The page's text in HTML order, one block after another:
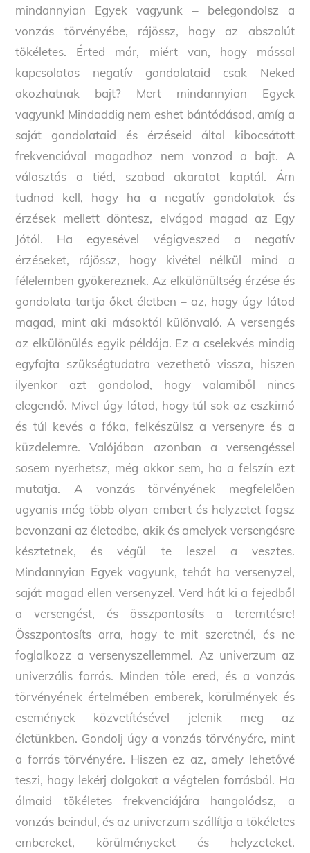
mindannyian Egyek vagyunk – belegondolsz a
vonzás törvényébe, rájössz, hogy az abszolút
tökéletes. Érted már, miért van, hogy mással
kapcsolatos negatív gondolataid csak Neked
okozhatnak bajt? Mert mindannyian Egyek
vagyunk! Mindaddig nem eshet bántódásod, amíg a
saját gondolataid és érzéseid által kibocsátott
frekvenciával magadhoz nem vonzod a bajt. A
választás a tiéd, szabad akaratot kaptál. Ám
tudnod kell, hogy ha a negatív gondolatok és
érzések mellett döntesz, elvágod magad az Egy
Jótól. Ha egyesével végigveszed a negatív
érzéseket, rájössz, hogy kivétel nélkül mind a
félelemben gyökereznek. Az elkülönültség érzése és
gondolata tartja őket életben – az, hogy úgy látod
magad, mint aki másoktól különvaló. A versengés
az elkülönülés egyik példája. Ez a cselekvés mindig
egyfajta szükségtudatra vezethető vissza, hiszen
ilyenkor azt gondolod, hogy valamiből nincs
elegendő. Mivel úgy látod, hogy túl sok az eszkimó
és túl kevés a fóka, felkészülsz a versenyre és a
küzdelemre. Valójában azonban a versengéssel
sosem nyerhetsz, még akkor sem, ha a felszín ezt
mutatja. A vonzás törvényének megfelelően
ugyanis még több olyan embert és helyzetet fogsz
bevonzani az életedbe, akik és amelyek versengésre
késztetnek, és végül te leszel a vesztes.
Mindannyian Egyek vagyunk, tehát ha versenyzel,
saját magad ellen versenyzel. Verd hát ki a fejedből
a versengést, és összpontosíts a teremtésre!
Összpontosíts arra, hogy te mit szeretnél, és ne
foglalkozz a versenyszellemmel. Az univerzum az
univerzális forrás. Minden tőle ered, és a vonzás
törvényének értelmében emberek, körülmények és
események közvetítésével jelenik meg az
életünkben. Gondolj úgy a vonzás törvényére, mint
a forrás törvényére. Hiszen ez az, amely lehetővé
teszi, hogy lekérj dolgokat a végtelen forrásból. Ha
álmaid tökéletes frekvenciájára hangolódsz, a
vonzás beindul, és az univerzum szállítja a tökéletes
embereket, körülményeket és helyzeteket.